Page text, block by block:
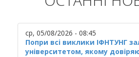
ср, 05/08/2026 - 08:45
Попри всі виклики ІФНТУНГ
університетом, якому